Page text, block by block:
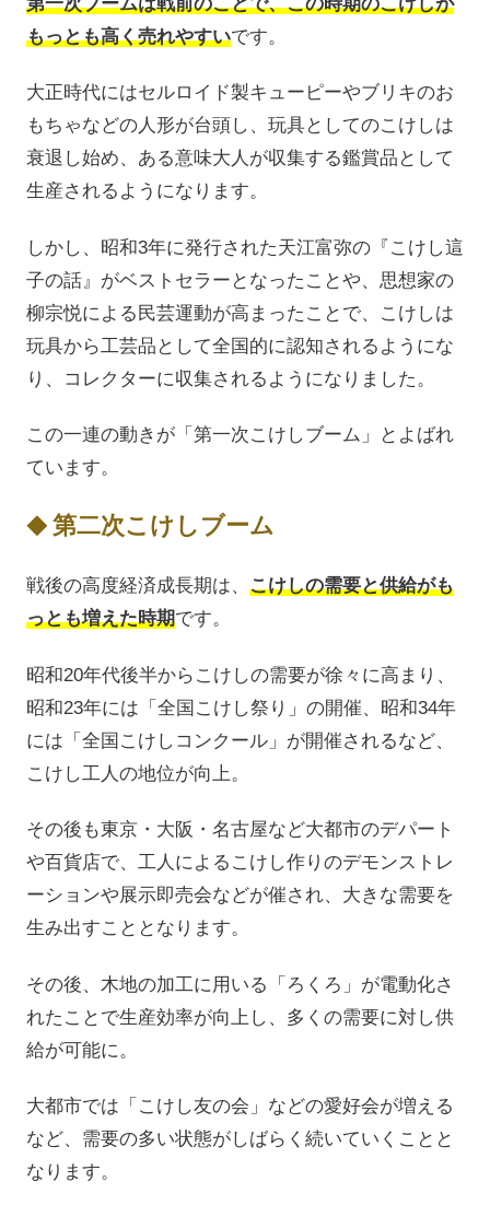
もっとも高く売れやすいです。
大正時代にはセルロイド製キューピーやブリキのお
もちゃなどの人形が台頭し、玩具としてのこけしは
衰退し始め、ある意味大人が収集する鑑賞品として
生産されるようになります。
しかし、昭和3年に発行された天江富弥の『こけし這
子の話』がベストセラーとなったことや、思想家の
柳宗悦による民芸運動が高まったことで、こけしは
玩具から工芸品として全国的に認知されるようにな
り、コレクターに収集されるようになりました。
この一連の動きが「第一次こけしブーム」とよばれ
ています。
第二次こけしブーム
戦後の高度経済成長期は、 こけしの需要と供給がも
っとも増えた時期です。
昭和20年代後半からこけしの需要が徐々に高まり、
昭和23年には「全国こけし祭り」の開催、昭和34年
には「全国こけしコンクール」が開催されるなど、
こけし工人の地位が向上。
その後も東京・大阪・名古屋など大都市のデパート
や百貨店で、工人によるこけし作りのデモンストレ
ーションや展示即売会などが催され、大きな需要を
生み出すこととなります。
その後、木地の加工に用いる「ろくろ」が電動化さ
れたことで生産効率が向上し、多くの需要に対し供
給が可能に。
大都市では「こけし友の会」などの愛好会が増える
など、需要の多い状態がしばらく続いていくことと
なります。